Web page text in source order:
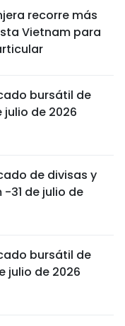
recorre más
Vietnam para
bursátil de
julio de 2026
de divisas y
31 de julio de
bursátil de
julio de 2026